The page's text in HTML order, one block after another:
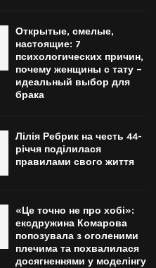
Открытые, смелые,
настоящие: 7
психологических причин,
почему женщины с тату –
идеальный выбор для
брака
Лілія Ребрик на честь 44-
річчя поділилася
правилами свого життя
«Це точно не про хобі»:
ексдружина Комарова
попозувала з оголеними
плечима та похвалилася
досягненнями у моделінгу